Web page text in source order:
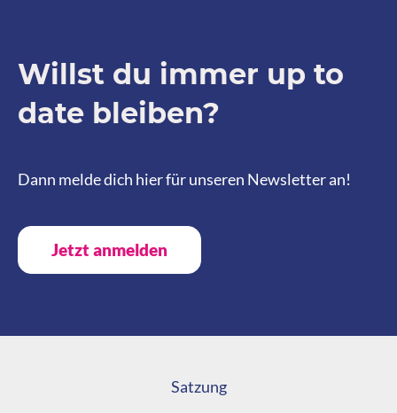
Willst du immer up to
date bleiben?
Dann melde dich hier für unseren Newsletter an!
Jetzt anmelden
Satzung